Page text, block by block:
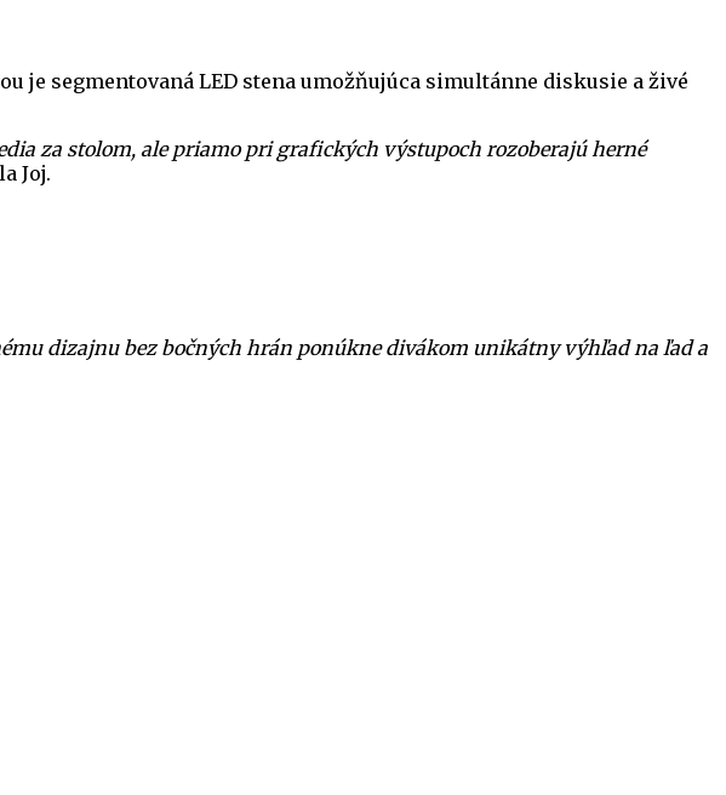
je segmentovaná LED stena umožňujúca simultánne diskusie a živé
za stolom, ale priamo pri grafických výstupoch rozoberajú herné
Joj.
dizajnu bez bočných hrán ponúkne divákom unikátny výhľad na ľad a